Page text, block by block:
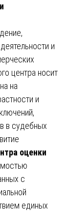
и
центра носит
на
и
в судебных
оценки
с
единых